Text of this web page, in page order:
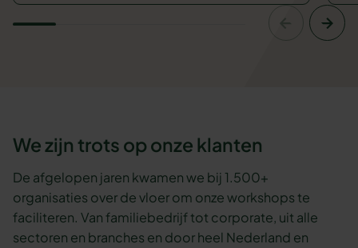
We zijn trots op onze klanten
De afgelopen jaren kwamen we bij 1.500+
organisaties over de vloer om onze workshops te
faciliteren. Van familiebedrijf tot corporate, uit alle
sectoren en branches en door heel Nederland en